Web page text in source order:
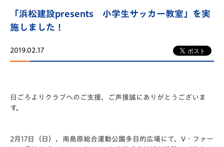
「浜松建設presents 小学生サッカー教室」を実
施しました！
2019.02.17
日ごろよりクラブへのご支援、ご声援誠にありがとうございま
す。
2月17日（日）、南島原総合運動公園多目的広場にて、V・ファー